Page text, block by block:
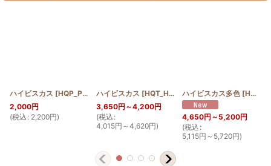
ハイビスカス [HQP_PETANKO_HIB
]
2,000円
(税込 : 2,200円)
ハイビスカス [HQT_HIB
3,650円 ～4,200円
(税込 :
4,015円 ～4,620円)
ハイビスカス多色 [HQT_HIB_tashoku
4,650円 ～5,200円
(税込 :
5,115円 ～5,720円)